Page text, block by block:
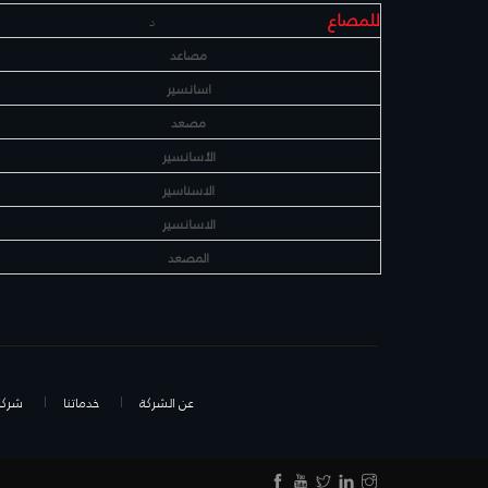
للمصاع
د
مصاعد
اسانسير
مصعد
الأسانسير
الاسناسير
الاسانسير
المصعد
عن الشركة خدماتنا